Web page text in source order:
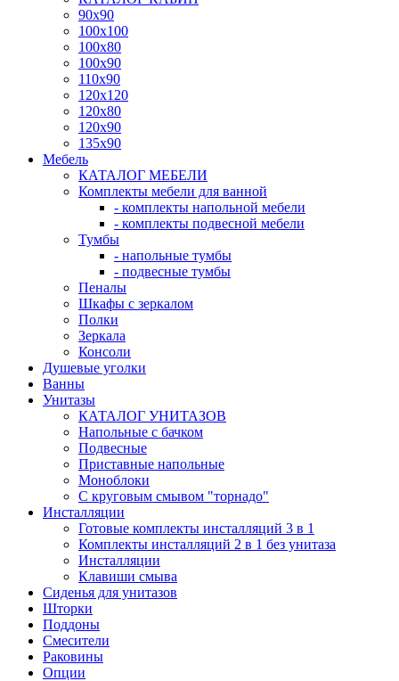
90x90
100x100
100x80
100x90
110x90
120x120
120x80
120x90
135x90
Мебель
КАТАЛОГ МЕБЕЛИ
Комплекты мебели для ванной
- комплекты напольной мебели
- комплекты подвесной мебели
Тумбы
- напольные тумбы
- подвесные тумбы
Пеналы
Шкафы с зеркалом
Полки
Зеркала
Консоли
Душевые уголки
Ванны
Унитазы
КАТАЛОГ УНИТАЗОВ
Напольные с бачком
Подвесные
Приставные напольные
Моноблоки
С круговым смывом "торнадо"
Инсталляции
Готовые комплекты инсталляций 3 в 1
Комплекты инсталляций 2 в 1 без унитаза
Инсталляции
Клавиши смыва
Сиденья для унитазов
Шторки
Поддоны
Смесители
Раковины
Опции